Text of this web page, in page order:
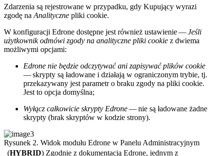
Zdarzenia są rejestrowane w przypadku, gdy Kupujący wyrazi
zgodę na Analityczne pliki cookie.
W konfiguracji Edrone dostępne jest również ustawienie —Jeśli
użytkownik odmówi zgody na analityczne pliki cookie z dwiema
możliwymi opcjami:
Edrone nie będzie odczytywać ani zapisywać plików cookie
— skrypty są ładowane i działają w ograniczonym trybie, tj.
przekazywany jest parametr o braku zgody na pliki cookie.
Jest to opcja domyślna;
Wyłącz całkowicie skrypty Edrone— nie są ładowane żadne
skrypty (brak skryptów w kodzie strony).
Rysunek 2. Widok modułu Edrone w Panelu Administracyjnym
(HYBRID) Zgodnie z dokumentacją Edrone, jednym z